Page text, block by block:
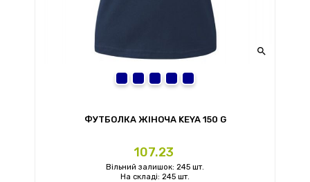

ФУТБОЛКА ЖІНОЧА KEYA 150 G
Ціна
107.23
Вільний залишок: 245 шт.
На складі: 245 шт.